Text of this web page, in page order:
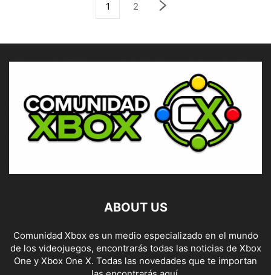
1 2
ABOUT US
Comunidad Xbox es un medio especializado en el mundo
de los videojuegos, encontrarás todas las noticias de Xbox
One y Xbox One X. Todas las novedades que te importan